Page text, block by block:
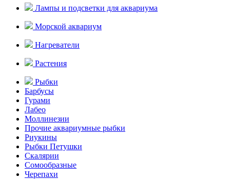
Лампы и подсветки для аквариума
Морской аквариум
Нагреватели
Растения
Рыбки
Барбусы
Гурами
Лабео
Моллинезии
Прочие аквариумные рыбки
Риукины
Рыбки Петушки
Скалярии
Сомообразные
Черепахи